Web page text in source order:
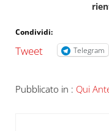
Condividi:
Tweet Telegram
Pubblicato in : Qui